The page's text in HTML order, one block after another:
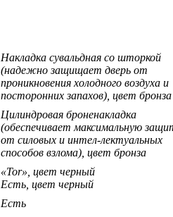
Накладка сувальдная со шторкой
(надежно защищает дверь от
проникновения холодного воздуха и
посторонних запахов), цвет бронза
Цилиндровая броненакладка
(обеспечивает максимальную
от силовых и интел-лектуальных
способов взлома), цвет бронза
«Tor» , цвет черный
Есть, цвет черный
Есть